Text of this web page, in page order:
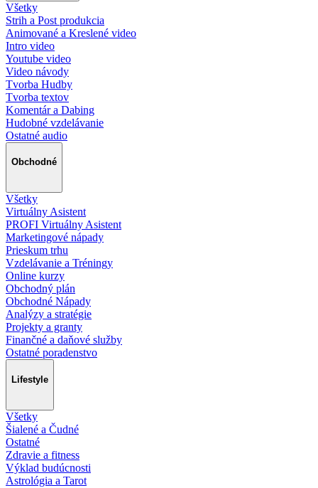
Všetky
Strih a Post produkcia
Animované a Kreslené video
Intro video
Youtube video
Video návody
Tvorba Hudby
Tvorba textov
Komentár a Dabing
Hudobné vzdelávanie
Ostatné audio
Obchodné
Všetky
Virtuálny Asistent
PROFI Virtuálny Asistent
Marketingové nápady
Prieskum trhu
Vzdelávanie a Tréningy
Online kurzy
Obchodný plán
Obchodné Nápady
Analýzy a stratégie
Projekty a granty
Finančné a daňové služby
Ostatné poradenstvo
Lifestyle
Všetky
Šialené a Čudné
Ostatné
Zdravie a fitness
Výklad budúcnosti
Astrológia a Tarot